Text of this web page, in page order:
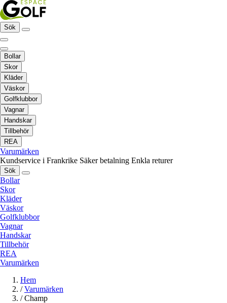
Sök
Bollar
Skor
Kläder
Väskor
Golfklubbor
Vagnar
Handskar
Tillbehör
REA
Varumärken
Kundservice i Frankrike Säker betalning Enkla returer
Sök
Bollar
Skor
Kläder
Väskor
Golfklubbor
Vagnar
Handskar
Tillbehör
REA
Varumärken
Hem
/ Varumärken
/ Champ